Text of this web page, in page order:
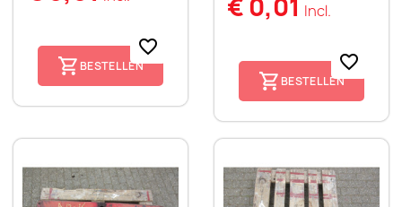
BESTELLEN
favorite_border
€ 0,01 Incl.
BESTELLEN
favorite_border